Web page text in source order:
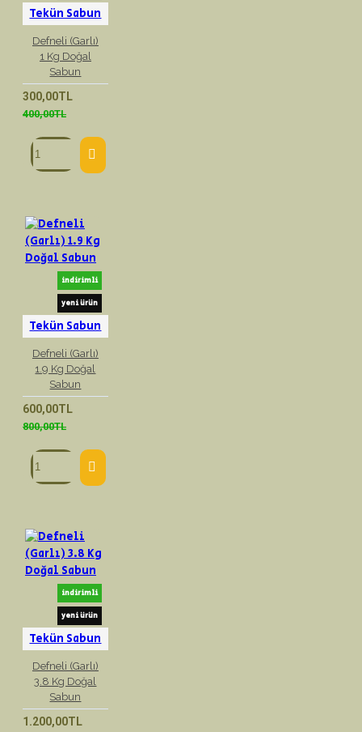
Tekün Sabun
Defneli (Garlı)
1 Kg Doğal
Sabun
300,00TL
400,00TL
indirimli
yeni ürün
Tekün Sabun
Defneli (Garlı)
1.9 Kg Doğal
Sabun
600,00TL
800,00TL
indirimli
yeni ürün
Tekün Sabun
Defneli (Garlı)
3.8 Kg Doğal
Sabun
1.200,00TL